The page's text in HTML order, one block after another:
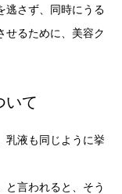
逃さず、同時にうる
せるために、美容ク
いて
乳液も同じように挙
と言われると、そう